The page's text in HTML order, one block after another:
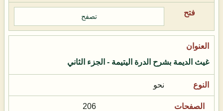
تصفح
غيث الديمة بشرح الدرة اليتيمة - الجزء الثاني
نحو
206